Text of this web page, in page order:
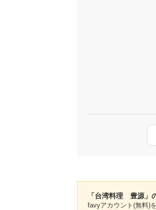
「台湾料理 豊源」
favyアカウント(無料)